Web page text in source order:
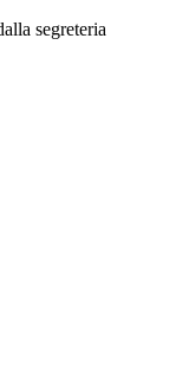
segreteria